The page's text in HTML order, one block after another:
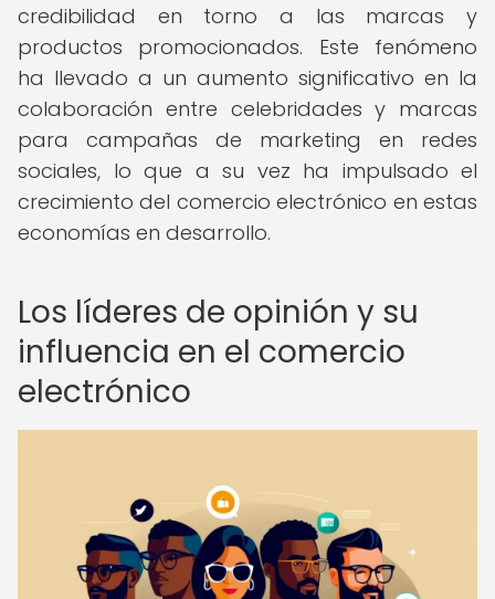
credibilidad en torno a las marcas y
productos promocionados. Este fenómeno
ha llevado a un aumento significativo en la
colaboración entre celebridades y marcas
para campañas de marketing en redes
sociales, lo que a su vez ha impulsado el
crecimiento del comercio electrónico en estas
economías en desarrollo.
Los líderes de opinión y su
influencia en el comercio
electrónico